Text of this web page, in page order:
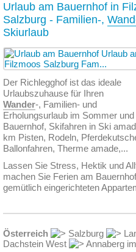
Urlaub am Bauernhof in
Salzburg - Familien-,
Skiurlaub
Der Richlegghof ist das ideale
Urlaubszuhause für Ihren
Wander-, Familien- und
Erholungsurlaub im Sommer
Bauernhof, Skifahren in Ski
km Pisten, Rodeln,
Ballonfahren, Therme amade,...
Lassen Sie Stress, Hektik und
machen Sie Ferien am
gemütlich eingerichteten
Österreich Salzburg
Dachstein West
Annaberg